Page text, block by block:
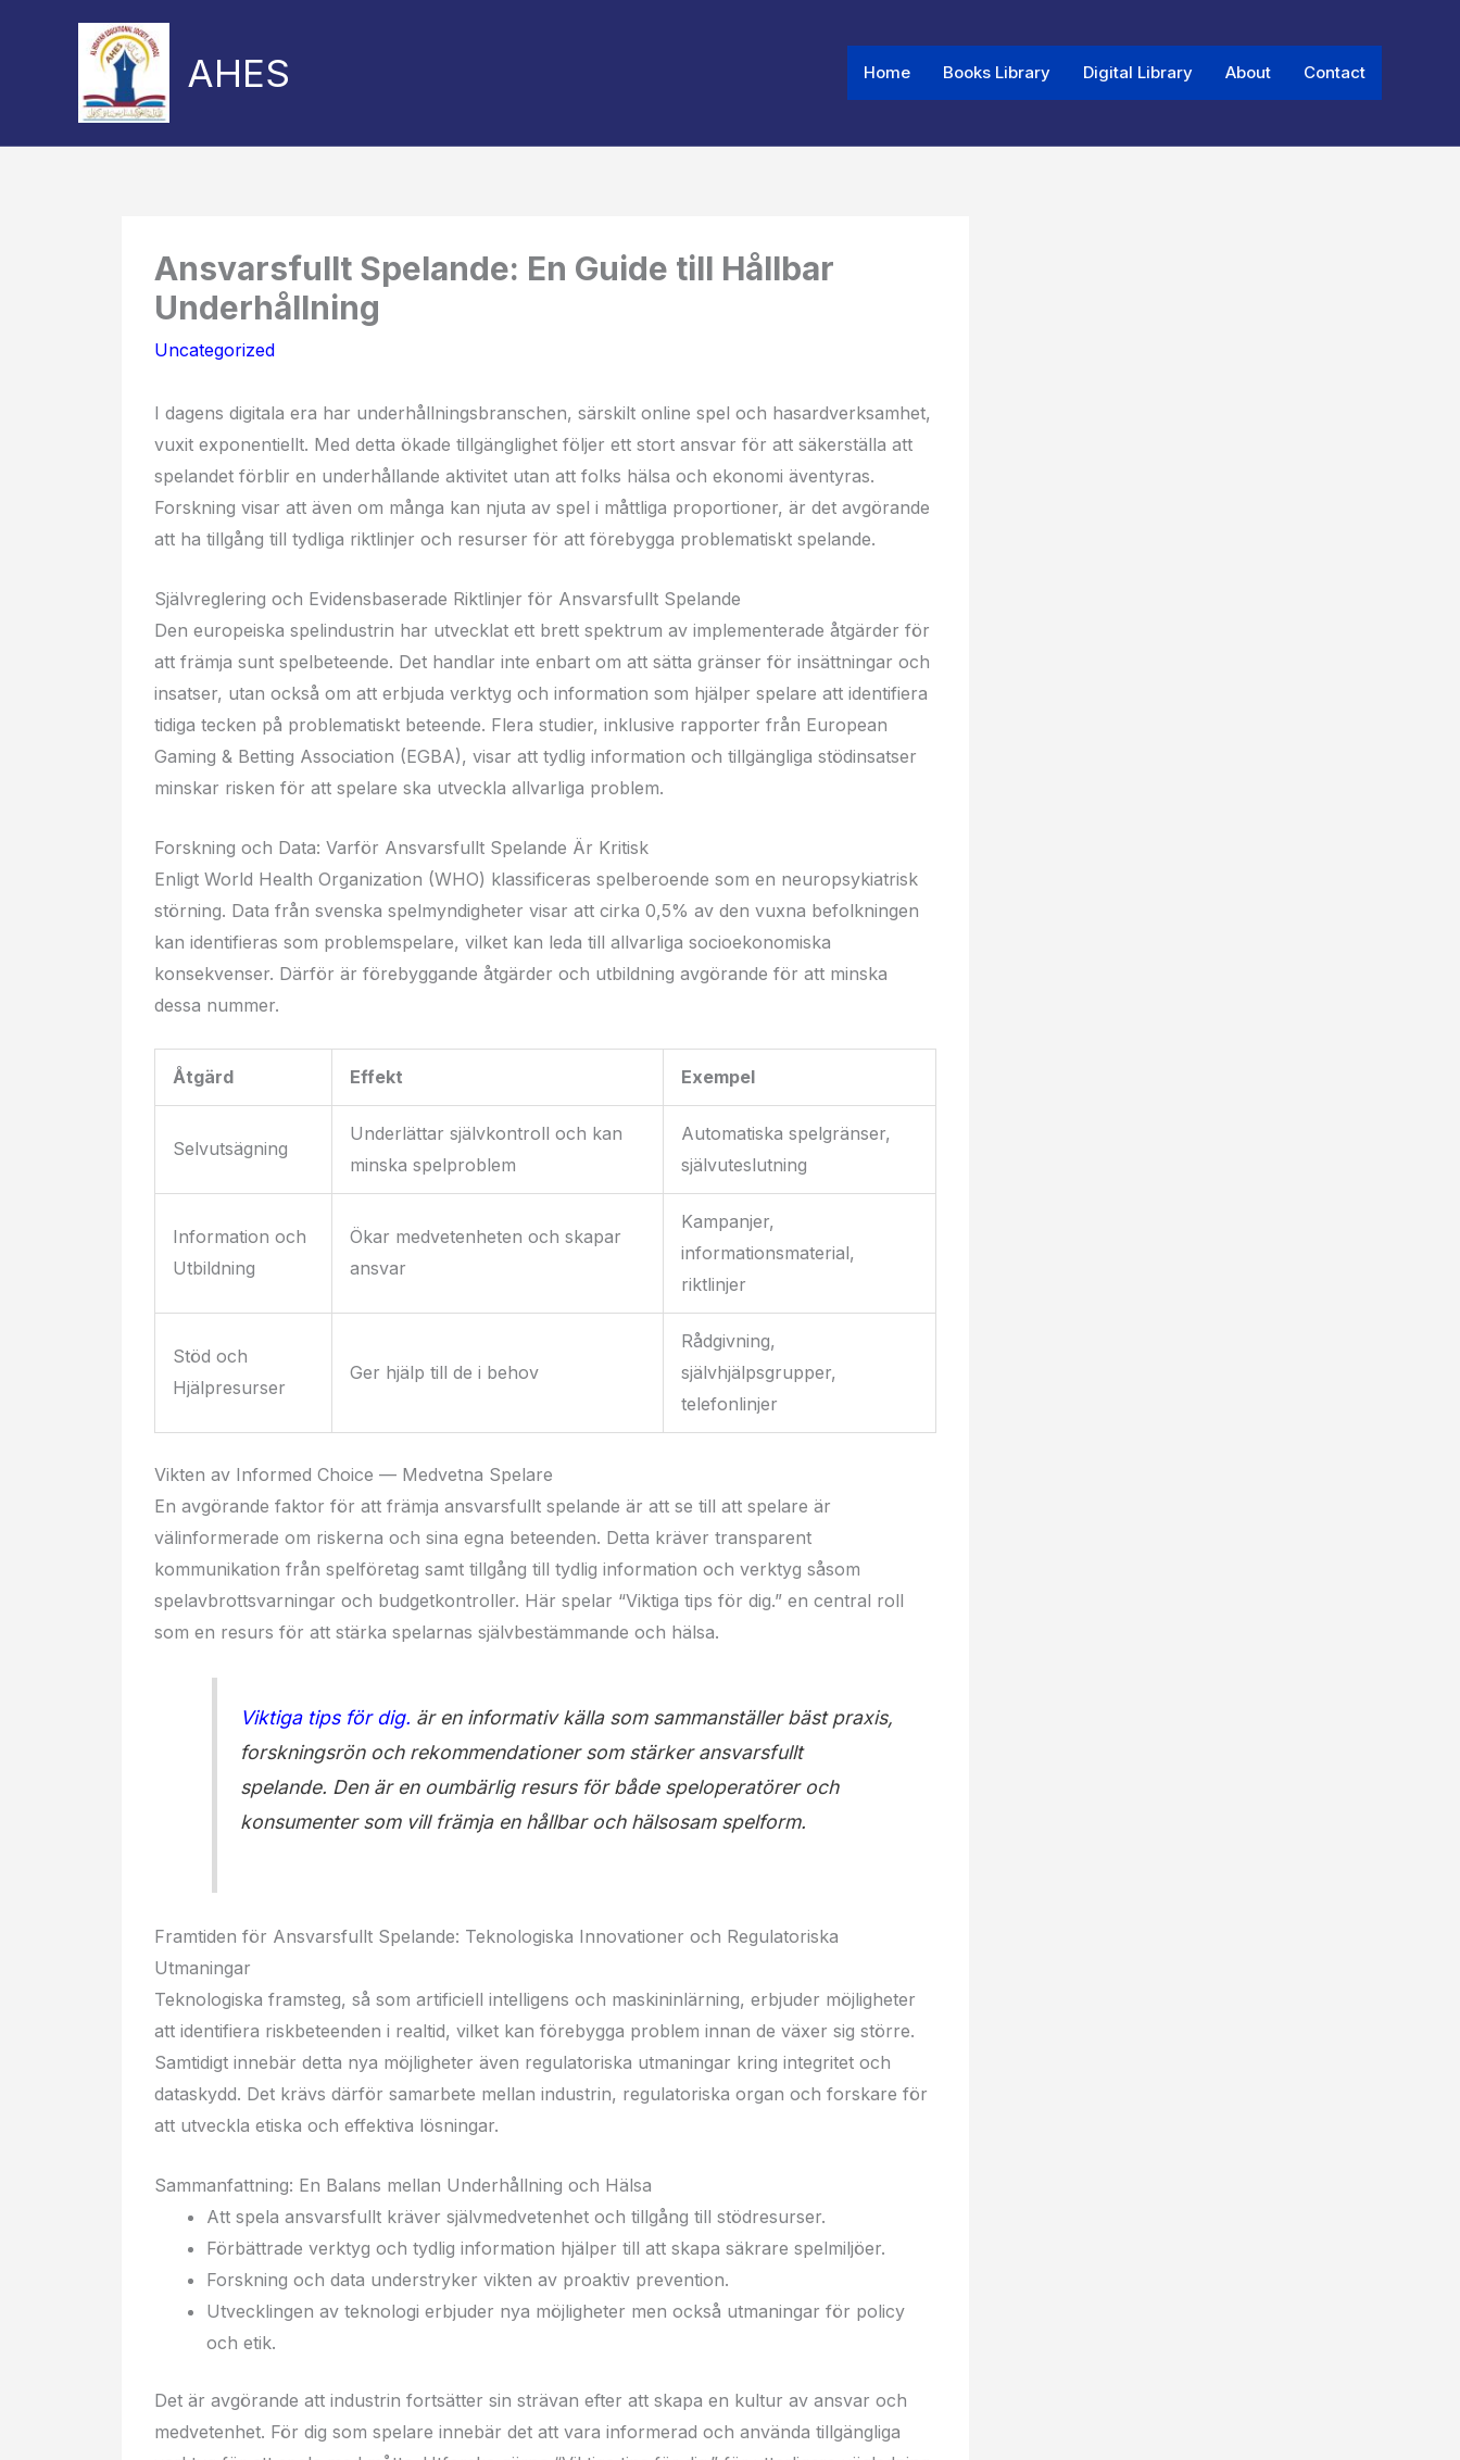
AHES Home Books Library Digital Library About Contact
Ansvarsfullt Spelande: En Guide till Hållbar
Underhållning
Uncategorized
I dagens digitala era har underhållningsbranschen, särskilt online spel och hasardverksamhet,
vuxit exponentiellt. Med detta ökade tillgänglighet följer ett stort ansvar för att säkerställa att
spelandet förblir en underhållande aktivitet utan att folks hälsa och ekonomi äventyras.
Forskning visar att även om många kan njuta av spel i måttliga proportioner, är det avgörande
att ha tillgång till tydliga riktlinjer och resurser för att förebygga problematiskt spelande.
Självreglering och Evidensbaserade Riktlinjer för Ansvarsfullt Spelande
Den europeiska spelindustrin har utvecklat ett brett spektrum av implementerade åtgärder för
att främja sunt spelbeteende. Det handlar inte enbart om att sätta gränser för insättningar och
insatser, utan också om att erbjuda verktyg och information som hjälper spelare att identifiera
tidiga tecken på problematiskt beteende. Flera studier, inklusive rapporter från European
Gaming & Betting Association (EGBA), visar att tydlig information och tillgängliga stödinsatser
minskar risken för att spelare ska utveckla allvarliga problem.
Forskning och Data: Varför Ansvarsfullt Spelande Är Kritisk
Enligt World Health Organization (WHO) klassificeras spelberoende som en neuropsykiatrisk
störning. Data från svenska spelmyndigheter visar att cirka 0,5% av den vuxna befolkningen
kan identifieras som problemspelare, vilket kan leda till allvarliga socioekonomiska
konsekvenser. Därför är förebyggande åtgärder och utbildning avgörande för att minska
dessa nummer.
Åtgärd Effekt Exempel
Selvutsägning
Underlättar självkontroll och kan
minska spelproblem
Automatiska spelgränser,
självuteslutning
Information och
Utbildning
Ökar medvetenheten och skapar
ansvar
Kampanjer,
informationsmaterial,
riktlinjer
Stöd och
Hjälpresurser
Ger hjälp till de i behov
Rådgivning,
självhjälpsgrupper,
telefonlinjer
Vikten av Informed Choice — Medvetna Spelare
En avgörande faktor för att främja ansvarsfullt spelande är att se till att spelare är
välinformerade om riskerna och sina egna beteenden. Detta kräver transparent
kommunikation från spelföretag samt tillgång till tydlig information och verktyg såsom
spelavbrottsvarningar och budgetkontroller. Här spelar “Viktiga tips för dig.” en central roll
som en resurs för att stärka spelarnas självbestämmande och hälsa.
Viktiga tips för dig. är en informativ källa som sammanställer bäst praxis,
forskningsrön och rekommendationer som stärker ansvarsfullt
spelande. Den är en oumbärlig resurs för både speloperatörer och
konsumenter som vill främja en hållbar och hälsosam spelform.
Framtiden för Ansvarsfullt Spelande: Teknologiska Innovationer och Regulatoriska
Utmaningar
Teknologiska framsteg, så som artificiell intelligens och maskininlärning, erbjuder möjligheter
att identifiera riskbeteenden i realtid, vilket kan förebygga problem innan de växer sig större.
Samtidigt innebär detta nya möjligheter även regulatoriska utmaningar kring integritet och
dataskydd. Det krävs därför samarbete mellan industrin, regulatoriska organ och forskare för
att utveckla etiska och effektiva lösningar.
Sammanfattning: En Balans mellan Underhållning och Hälsa
Att spela ansvarsfullt kräver självmedvetenhet och tillgång till stödresurser.
Förbättrade verktyg och tydlig information hjälper till att skapa säkrare spelmiljöer.
Forskning och data understryker vikten av proaktiv prevention.
Utvecklingen av teknologi erbjuder nya möjligheter men också utmaningar för policy
och etik.
Det är avgörande att industrin fortsätter sin strävan efter att skapa en kultur av ansvar och
medvetenhet. För dig som spelare innebär det att vara informerad och använda tillgängliga